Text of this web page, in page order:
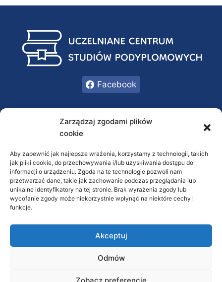
Zarządzaj zgodami plików
cookie
Aby zapewnić jak najlepsze wrażenia, korzystamy z technologii, takich
jak pliki cookie, do przechowywania i/lub uzyskiwania dostępu do
informacji o urządzeniu. Zgoda na te technologie pozwoli nam
przetwarzać dane, takie jak zachowanie podczas przeglądania lub
unikalne identyfikatory na tej stronie. Brak wyrażenia zgody lub
wycofanie zgody może niekorzystnie wpłynąć na niektóre cechy i
funkcje.
Akceptuj
Odmów
Zobacz preferencje
Facebook
O nas
Kontakt
RODO / Polityka prywatności
FAQ